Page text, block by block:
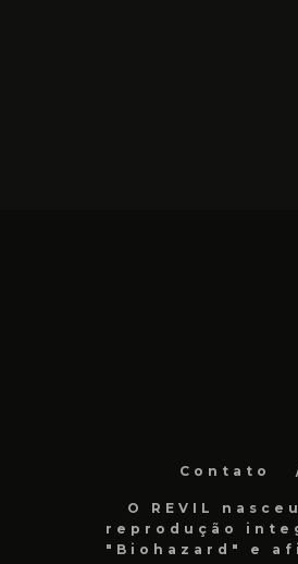
Contato
O REVIL
reprodução
"Biohazard" e